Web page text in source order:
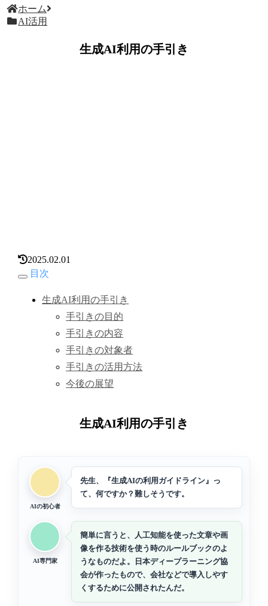
ホーム
AI活用
生成AI利用の手引き
2025.02.01
目次
生成AI利用の手引き
手引きの目的
手引きの内容
手引きの対象者
手引きの活用方法
今後の展望
生成AI利用の手引き
AIの初心者
先生、『生成AIの利用ガイドライン』っ
て、何ですか？難しそうです。
AI専門家
簡単に言うと、人工知能を使った文章や画
像を作る技術を使う時のルールブックのよ
うなものだよ。日本ディープラーニング協
会が作ったもので、会社などで導入しやす
くするために公開されたんだ。